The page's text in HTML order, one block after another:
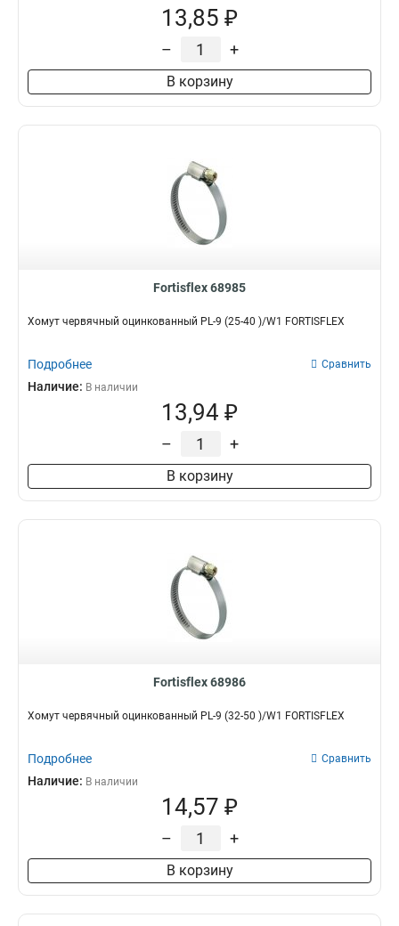
13,85 ₽
– +
В корзину
Fortisflex 68985
Хомут червячный оцинкованный PL-9 (25-40 )/W1 FORTISFLEX
Подробнее Сравнить
Наличие: В наличии
13,94 ₽
– +
В корзину
Fortisflex 68986
Хомут червячный оцинкованный PL-9 (32-50 )/W1 FORTISFLEX
Подробнее Сравнить
Наличие: В наличии
14,57 ₽
– +
В корзину